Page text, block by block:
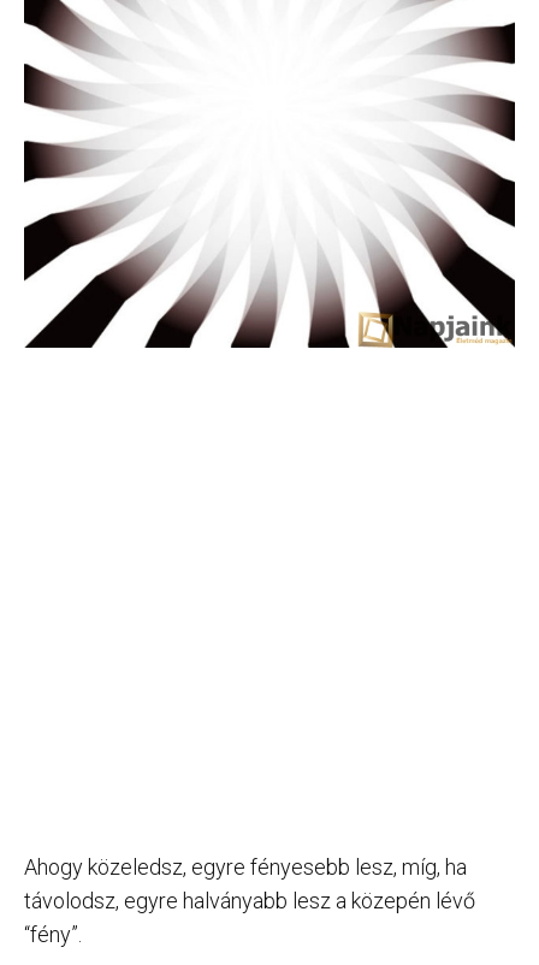
Ahogy közeledsz, egyre fényesebb lesz, míg, ha
távolodsz, egyre halványabb lesz a közepén lévő
“fény”.